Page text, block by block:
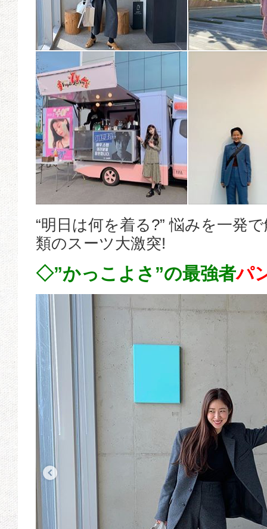
“明日は何を着る?” 悩みを一発
類のスーツ大激突!
◇”かっこよさ”の最強者パ